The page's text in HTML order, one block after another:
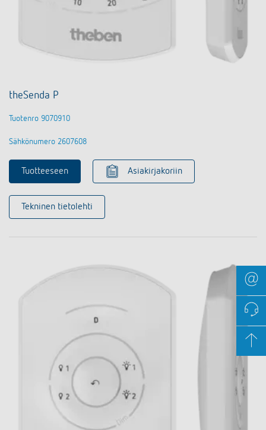
theSenda P
Tuotenro 9070910
Sähkönumero 2607608
Tuotteeseen Asiakirjakoriin
Tekninen tietolehti